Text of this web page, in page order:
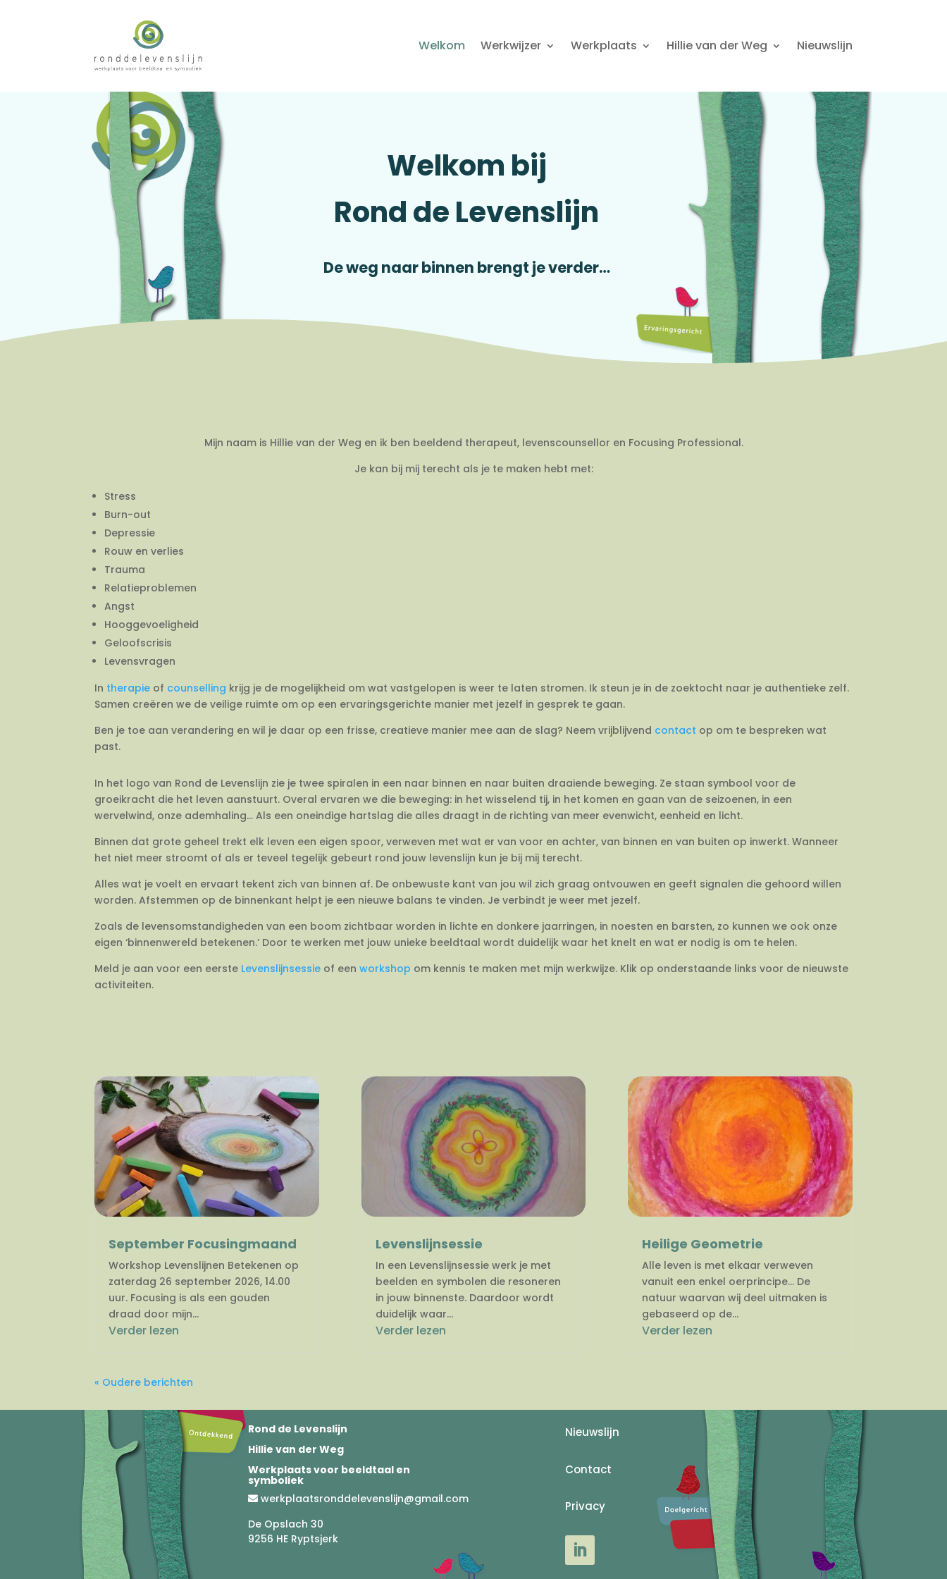
Welkom Werkwijzer Werkplaats Hillie van der Weg Nieuwslijn
Welkom bij
Rond de Levenslijn
De weg naar binnen brengt je verder…
Mijn naam is Hillie van der Weg en ik ben beeldend therapeut, levenscounsellor en Focusing Professional.
Je kan bij mij terecht als je te maken hebt met:
Stress
Burn-out
Depressie
Rouw en verlies
Trauma
Relatieproblemen
Angst
Hooggevoeligheid
Geloofscrisis
Levensvragen
In therapie of counselling krijg je de mogelijkheid om wat vastgelopen is weer te laten stromen. Ik steun je in de zoektocht naar je authentieke zelf.
Samen creëren we de veilige ruimte om op een ervaringsgerichte manier met jezelf in gesprek te gaan.
Ben je toe aan verandering en wil je daar op een frisse, creatieve manier mee aan de slag? Neem vrijblijvend contact op om te bespreken wat
past.
In het logo van Rond de Levenslijn zie je twee spiralen in een naar binnen en naar buiten draaiende beweging. Ze staan symbool voor de
groeikracht die het leven aanstuurt. Overal ervaren we die beweging: in het wisselend tij, in het komen en gaan van de seizoenen, in een
wervelwind, onze ademhaling… Als een oneindige hartslag die alles draagt in de richting van meer evenwicht, eenheid en licht.
Binnen dat grote geheel trekt elk leven een eigen spoor, verweven met wat er van voor en achter, van binnen en van buiten op inwerkt. Wanneer
het niet meer stroomt of als er teveel tegelijk gebeurt rond jouw levenslijn kun je bij mij terecht.
Alles wat je voelt en ervaart tekent zich van binnen af. De onbewuste kant van jou wil zich graag ontvouwen en geeft signalen die gehoord willen
worden. Afstemmen op de binnenkant helpt je een nieuwe balans te vinden. Je verbindt je weer met jezelf.
Zoals de levensomstandigheden van een boom zichtbaar worden in lichte en donkere jaarringen, in noesten en barsten, zo kunnen we ook onze
eigen ‘binnenwereld betekenen.’ Door te werken met jouw unieke beeldtaal wordt duidelijk waar het knelt en wat er nodig is om te helen.
Meld je aan voor een eerste Levenslijnsessie of eenworkshop om kennis te maken met mijn werkwijze. Klik op onderstaande links voor de nieuwste
activiteiten.
September Focusingmaand
Workshop Levenslijnen Betekenen op
zaterdag 26 september 2026, 14.00
uur. Focusing is als een gouden
draad door mijn...
Verder lezen
Levenslijnsessie
In een Levenslijnsessie werk je met
beelden en symbolen die resoneren
in jouw binnenste. Daardoor wordt
duidelijk waar...
Verder lezen
Heilige Geometrie
Alle leven is met elkaar verweven
vanuit een enkel oerprincipe… De
natuur waarvan wij deel uitmaken is
gebaseerd op de...
Verder lezen
« Oudere berichten
Rond de Levenslijn
Hillie van der Weg
Werkplaats voor beeldtaal en
symboliek
werkplaatsronddelevenslijn@gmail.com
De Opslach 30
9256 HE Ryptsjerk
Nieuwslijn
Contact
Privacy